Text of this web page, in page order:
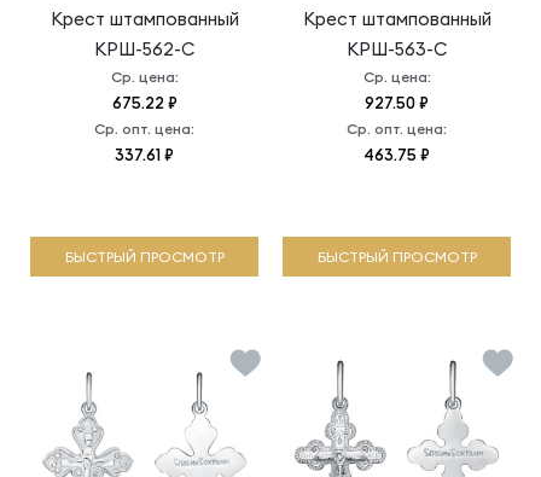
Крест штампованный
КРШ-562-С
Ср. цена:
675.22 ₽
Ср. опт. цена:
337.61 ₽
БЫСТРЫЙ ПРОСМОТР
Крест штампованный
КРШ-563-С
Ср. цена:
927.50 ₽
Ср. опт. цена:
463.75 ₽
БЫСТРЫЙ ПРОСМОТР